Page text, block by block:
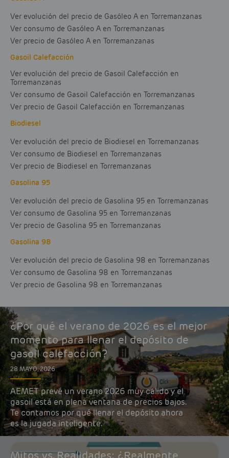
Ver evolución del precio de Gasóleo A en Torremanzanas
Ver consumo de Gasóleo A en Torremanzanas
Ver precio de Gasóleo A en Torremanzanas
Gasoil Calefacción
Ver evolución del precio de Gasoil Calefacción en
Torremanzanas
Ver consumo de Gasoil Calefacción en Torremanzanas
Ver precio de Gasoil Calefacción en Torremanzanas
Biodiesel
Ver evolución del precio de Biodiesel en Torremanzanas
Ver consumo de Biodiesel en Torremanzanas
Ver precio de Biodiesel en Torremanzanas
Gasolina 95
Ver evolución del precio de Gasolina 95 en Torremanzanas
Ver consumo de Gasolina 95 en Torremanzanas
Ver precio de Gasolina 95 en Torremanzanas
Gasolina 98
Ver evolución del precio de Gasolina 98 en Torremanzanas
Ver consumo de Gasolina 98 en Torremanzanas
Ver precio de Gasolina 98 en Torremanzanas
¿Por qué el verano de 2026 es el mejor
momento para llenar el depósito de
gasoil calefacción?
28 MAYO, 2026
AEMET prevé un verano 2026 muy cálido y el
gasoil está en plena ventana de precios bajos.
Te contamos por qué llenar el depósito ahora
es la jugada inteligente.
Mitos vs. Realidades: ¿Realmente